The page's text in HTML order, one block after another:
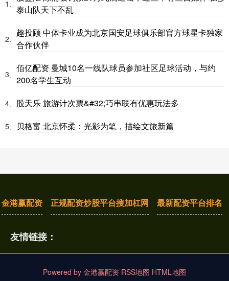
1、 泰山队天下不乱
2、
趣投顾 中体卡业成为北京国安足球俱乐部官方球星卡独家
合作伙伴
3、
佰亿配资 曼城10名一线队球员参加社区足球活动，与约
200名学生互动
4、 股天乐 旅游计次票&#32;巧串联有优惠玩法多
5、 贝格富 北京怀柔：光影为笔，描绘文旅新篇
金港赢配资 正规配资炒股平台搜加杠网 最新配资平台排名
友情链接：
Powered by 金港赢配资 RSS地图 HTML地图